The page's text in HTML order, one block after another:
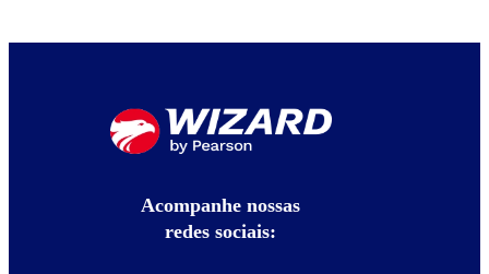
Acompanhe nossas
redes sociais: